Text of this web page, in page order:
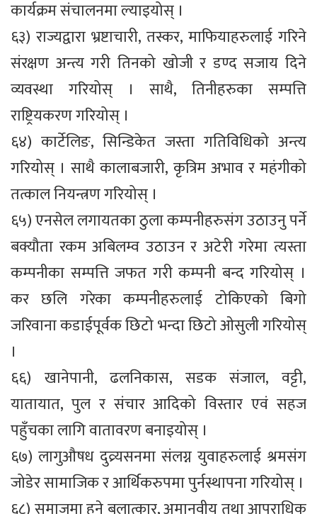
कार्यक्रम संचालनमा ल्याइयोस् ।
६३) राज्यद्वारा भ्रष्टाचारी, तस्कर, माफियाहरुलाई गरिने
संरक्षण अन्त्य गरी तिनको खोजी र डण्द सजाय दिने
व्यवस्था गरियोस् । साथै, तिनीहरुका सम्पत्ति
राष्ट्रियकरण गरियोस् ।
६४) कार्टेलिङ, सिन्डिकेत जस्ता गतिविधिको अन्त्य
गरियोस् । साथै कालाबजारी, कृत्रिम अभाव र महंगीको
तत्काल नियन्त्रण गरियोस् ।
६५) एनसेल लगायतका ठुला कम्पनीहरुसंग उठाउनु पर्ने
बक्यौता रकम अबिलम्व उठाउन र अटेरी गरेमा त्यस्ता
कम्पनीका सम्पत्ति जफत गरी कम्पनी बन्द गरियोस् ।
कर छलि गरेका कम्पनीहरुलाई टोकिएको बिगो
जरिवाना कडाईपूर्वक छिटो भन्दा छिटो ओसुली गरियोस्
।
६६) खानेपानी, ढलनिकास, सडक संजाल, वट्टी,
यातायात, पुल र संचार आदिको विस्तार एवं सहज
पहुँचका लागि वातावरण बनाइयोस् ।
६७) लागुऔषध दुव्र्यसनमा संलग्न युवाहरुलाई श्रमसंग
जोडेर सामाजिक र आर्थिकरुपमा पुर्नस्थापना गरियोस् ।